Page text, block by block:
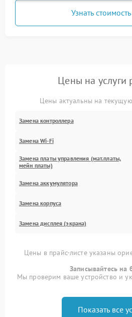
Узнать
Цены на услуги
Цены актуальны на
Замена контроллера
Замена Wi-Fi
Замена платы управления (мат.платы,
мейн платы)
Замена аккумулятора
Замена корпуса
Замена дисплея (экрана)
Цены в прайс-листе указаны
Записывайтесь на
Мы проверим ваше устройство и
Показать все